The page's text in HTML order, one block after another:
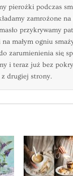
pierożki podczas
zamrożone
przykrywamy
małym ogniu
zarumienienia się
i teraz już bez
drugiej strony.